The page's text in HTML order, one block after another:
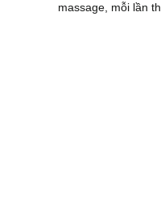
massage, mỗi lần